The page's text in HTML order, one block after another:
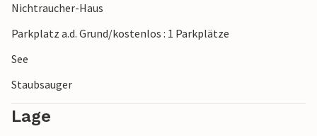
Nichtraucher-Haus
Parkplatz a.d. Grund/kostenlos : 1 Parkplätze
See
Staubsauger
Lage